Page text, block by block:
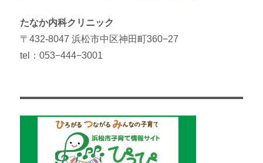
たなか内科クリニック
〒432-8047 浜松市中区神田町360−27
tel：053−444−3001